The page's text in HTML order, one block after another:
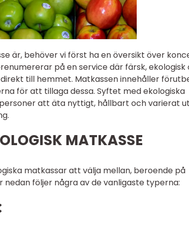
är, behöver vi först ha en översikt över
på en service där färsk, ekologisk
till hemmet. Matkassen innehåller
för att tillaga dessa. Syftet med ekologiska
att äta nyttigt, hållbart och varierat
MATKASSE
matkassar att välja mellan, beroende på
nedan följer några av de vanligaste typerna: